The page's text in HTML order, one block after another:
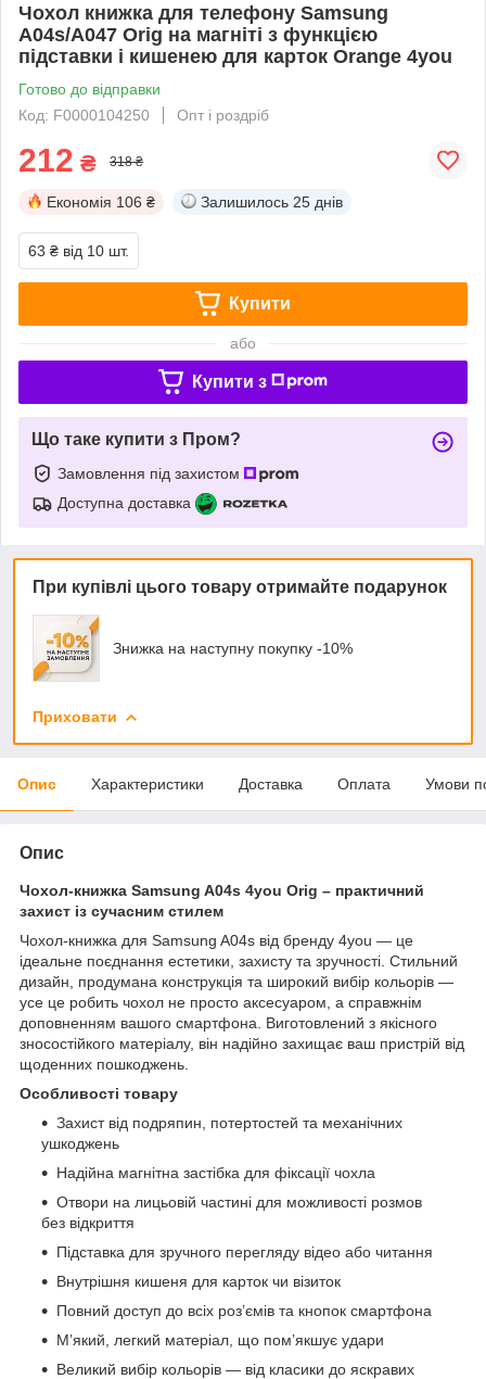
Чохол книжка для телефону Samsung
A04s/A047 Orig на магніті з функцією
підставки і кишенею для карток Orange 4you
Готово до відправки
Код: F0000104250
Опт і роздріб
212 ₴ 318 ₴
Економія 106 ₴ Залишилось 25 днів
63 ₴ від 10 шт.
Купити
або
Купити з
Що таке купити з Пром?
Замовлення під захистом
Доступна доставка
При купівлі цього товару отримайте подарунок
Знижка на наступну покупку -10%
Приховати
Опис Характеристики Доставка Оплата Умови
Опис
Чохол-книжка Samsung A04s 4you Orig – практичний
захист із сучасним стилем
Чохол-книжка для Samsung A04s від бренду 4you — це
ідеальне поєднання естетики, захисту та зручності. Стильний
дизайн, продумана конструкція та широкий вибір кольорів —
усе це робить чохол не просто аксесуаром, а справжнім
доповненням вашого смартфона. Виготовлений з якісного
зносостійкого матеріалу, він надійно захищає ваш пристрій від
щоденних пошкоджень.
Особливості товару
Захист від подряпин, потертостей та механічних
ушкоджень
Надійна магнітна застібка для фіксації чохла
Отвори на лицьовій частині для можливості розмов
без відкриття
Підставка для зручного перегляду відео або читання
Внутрішня кишеня для карток чи візиток
Повний доступ до всіх роз’ємів та кнопок смартфона
М’який, легкий матеріал, що пом’якшує удари
Великий вибір кольорів — від класики до яскравих